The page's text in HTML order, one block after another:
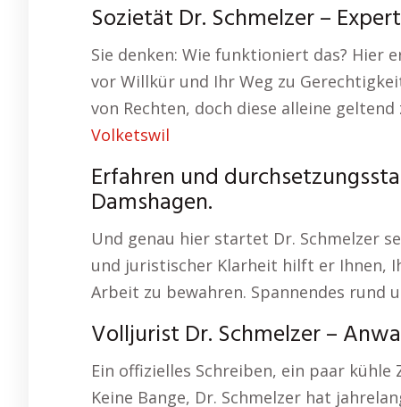
Sozietät Dr. Schmelzer –
Sie denken: Wie funktioniert das? Hier
vor Willkür und Ihr Weg zu
von Rechten, doch diese alleine
Volketswil
Erfahren und
Damshagen.
Und genau hier startet Dr. Schmelzer
und juristischer Klarheit hilft er Ihnen,
Arbeit zu bewahren. Spannendes rund
Volljurist Dr. Schmelzer –
Ein offizielles Schreiben, ein paar
Keine Bange, Dr. Schmelzer hat